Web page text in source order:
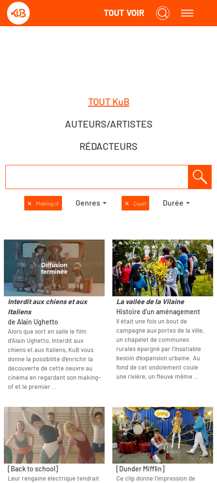
TOUT VOIR
TOUT KuB
AUTEURS/ARTISTES
RÉDACTEURS
✕ Making of Genres ✕ Court Durée
Interdit aux chiens et aux
Italiens
de Alain Ughetto
Alors que sort en salle le film
d'Alain Ughetto, Interdit aux
chiens et aux Italiens, KuB vous
donne la possibilité d'enrichir la
découverte de cette oeuvre au
cinéma en regardant son making-
of et le premier …
La vallée de la Vilaine
Histoire d'un aménagement
Il était une fois un bout de
campagne aux portes de la ville,
un chapelet de communes
rurales épargné par l’insatiable
besoin d’expansion urbaine. Au
fond de cet ondoiement coule
une rivière, un fleuve même …
[Back to school]
Leur rengaine électrique tendrait
[Dunder Mifflin]
Ce clip donne l'impression de